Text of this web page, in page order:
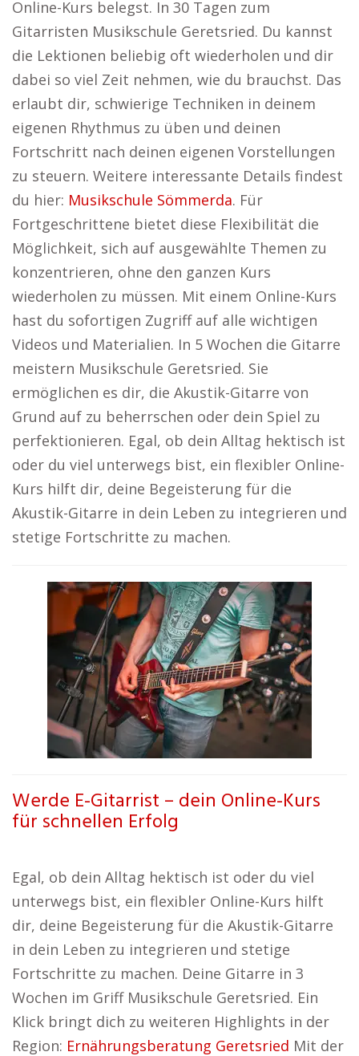
Online-Kurs belegst. In 30 Tagen zum
Gitarristen Musikschule Geretsried. Du kannst
die Lektionen beliebig oft wiederholen und dir
dabei so viel Zeit nehmen, wie du brauchst. Das
erlaubt dir, schwierige Techniken in deinem
eigenen Rhythmus zu üben und deinen
Fortschritt nach deinen eigenen Vorstellungen
zu steuern. Weitere interessante Details findest
du hier: Musikschule Sömmerda. Für
Fortgeschrittene bietet diese Flexibilität die
Möglichkeit, sich auf ausgewählte Themen zu
konzentrieren, ohne den ganzen Kurs
wiederholen zu müssen. Mit einem Online-Kurs
hast du sofortigen Zugriff auf alle wichtigen
Videos und Materialien. In 5 Wochen die Gitarre
meistern Musikschule Geretsried. Sie
ermöglichen es dir, die Akustik-Gitarre von
Grund auf zu beherrschen oder dein Spiel zu
perfektionieren. Egal, ob dein Alltag hektisch ist
oder du viel unterwegs bist, ein flexibler Online-
Kurs hilft dir, deine Begeisterung für die
Akustik-Gitarre in dein Leben zu integrieren und
stetige Fortschritte zu machen.
Werde E-Gitarrist – dein Online-Kurs
für schnellen Erfolg
Egal, ob dein Alltag hektisch ist oder du viel
unterwegs bist, ein flexibler Online-Kurs hilft
dir, deine Begeisterung für die Akustik-Gitarre
in dein Leben zu integrieren und stetige
Fortschritte zu machen. Deine Gitarre in 3
Wochen im Griff Musikschule Geretsried. Ein
Klick bringt dich zu weiteren Highlights in der
Region: Ernährungsberatung Geretsried Mit der